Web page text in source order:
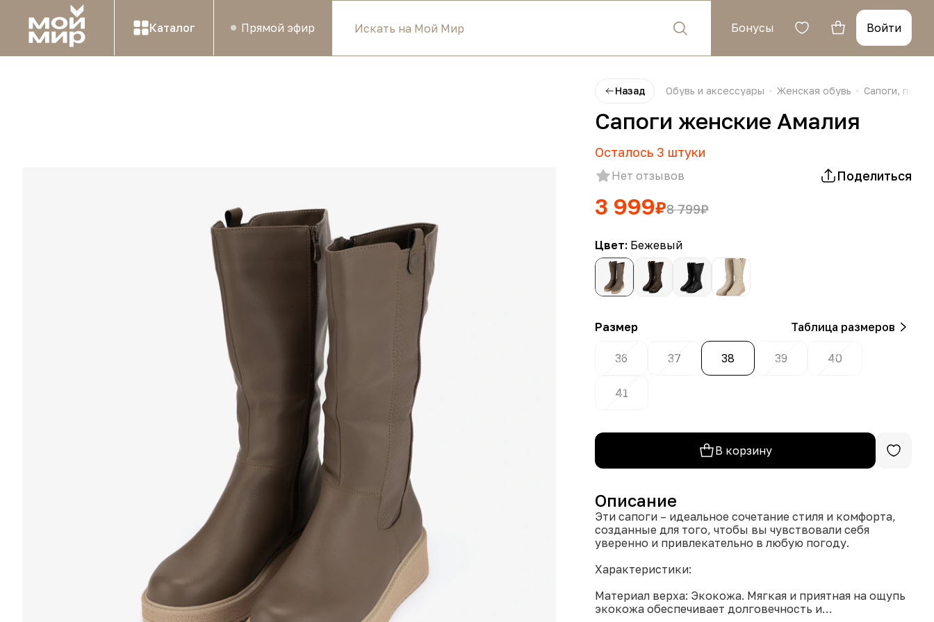
Каталог Прямой эфир Бонусы Войти
Назад Обувь и аксессуары Женская обувь Сапоги,
Сапоги женские Амалия
Осталось 3 штуки
Нет отзывов Поделиться
3 999₽8 799₽
Цвет: Бежевый
Размер Таблица размеров
36 37 38 39 40
41
В корзину
Описание
Эти сапоги – идеальное сочетание стиля и комфорта,
созданные для того, чтобы вы чувствовали себя
уверенно и привлекательно в любую погоду.
Характеристики:
Материал верха: Экокожа. Мягкая и приятная на ощупь
экокожа обеспечивает долговечность и